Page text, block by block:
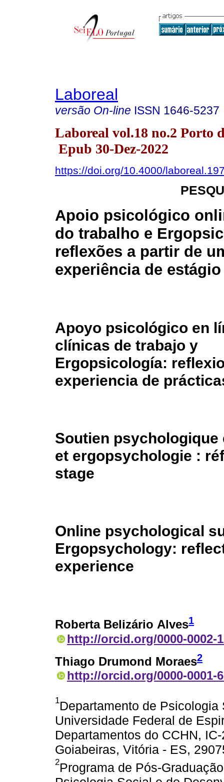
Laboreal
versão On-line ISSN 1646-5237
Laboreal vol.18 no.2 Porto
Epub 30-Dez-2022
https://doi.org/10.4000/
Apoio psicológico
do trabalho e
reflexões a partir de
experiência de estágio
Apoyo psicológico en
clínicas de trabajo y
Ergopsicología:
experiencia de
Soutien
et ergopsychologie :
stage
Online psychological
Ergopsychology:
experience
Roberta Belizário Alves1
http://orcid.org/0000-0002-
Thiago Drumond Moraes2
http://orcid.org/0000-0001-
1Departamento de
Universidade Federal de
Departamentos do CCHN,
Goiabeiras, Vitória - ES,
2Programa de Pós-